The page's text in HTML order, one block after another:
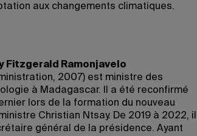
aux changements climatiques.
Fitzgerald Ramonjavelo
2007) est ministre des
à Madagascar. Il a été reconfirmé
lors de la formation du nouveau
Christian Ntsay. De 2019 à 2022, il
général de la présidence. Ayant